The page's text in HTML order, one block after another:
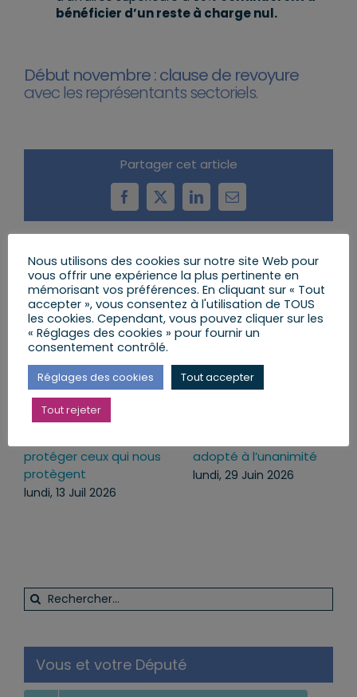
bénéficier d’un reste à charge nul.
Début novembre : clause de revoyure
avec les représentants sectoriels.
Partager cet article
Facebook
X LinkedInEmail
Articles similaires
Sécuriser l’usage des
protéger ceux qui nous
protègent
lundi, 13 Juil 2026
adopté à l’unanimité
lundi, 29 Juin 2026
Rechercher:
Vous et votre Député
Nous utilisons des cookies sur notre site Web pour
vous offrir une expérience la plus pertinente en
mémorisant vos préférences. En cliquant sur « Tout
accepter », vous consentez à l'utilisation de TOUS
les cookies. Cependant, vous pouvez cliquer sur les
« Réglages des cookies » pour fournir un
consentement contrôlé.
Réglages des cookies Tout accepter
Tout rejeter